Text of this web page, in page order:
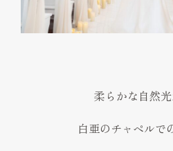
柔らかな自然
白亜のチャペルで